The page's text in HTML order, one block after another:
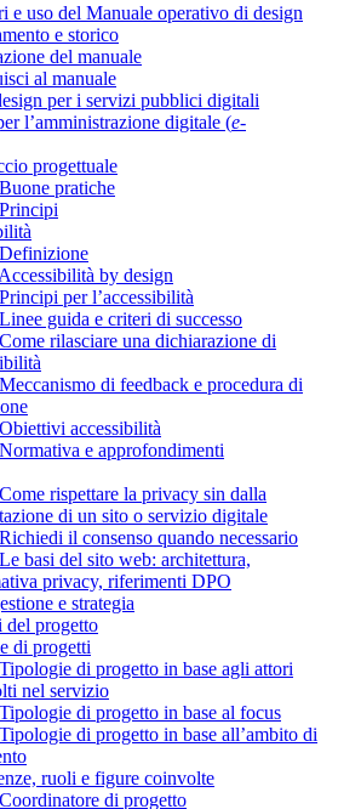
e uso del Manuale operativo di design
e storico
del manuale
al manuale
per i servizi pubblici digitali
l’amministrazione digitale (e-
progettuale
pratiche
by design
per l’accessibilità
guida e criteri di successo
rilasciare una dichiarazione di
di feedback e procedura di
accessibilità
e approfondimenti
rispettare la privacy sin dalla
di un sito o servizio digitale
il consenso quando necessario
basi del sito web: architettura,
privacy, riferimenti DPO
e strategia
progetto
di progetti
di progetto in base agli attori
nel servizio
di progetto in base al focus
di progetto in base all’ambito di
ruoli e figure coinvolte
di progetto